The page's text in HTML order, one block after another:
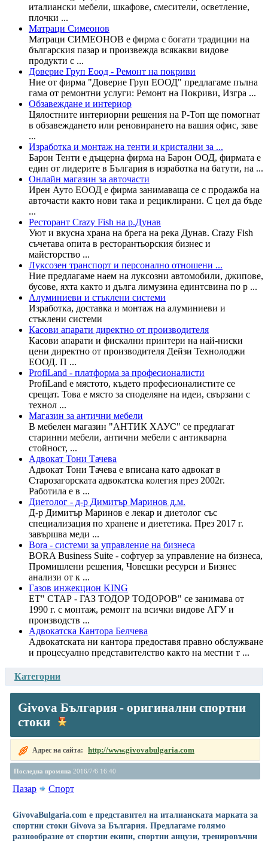
италиански мебели, шкафове, смесители, осветление,
плочки ...
Матраци Симеонов
Матраци СИМЕОНОВ е фирма с богати традиции на
българския пазар и произвежда всякакви видове
продукти с ...
Доверие Груп Еоод - Ремонт на покриви
Ние от фирма "Доверие Груп ЕООД" предлагаме пълна
гама от ремонтни услуги: Ремонт на Покриви, Изгра ...
Обзавеждане и интериор
Цялостните интериорни решения на Р-Топ ще помогнат
в обзавеждането или реновирането на вашия офис, заве
...
Изработка и монтаж на тенти и кристални за ...
Барон Тенти е дъщерна фирма на Барон ООД, фирмата е
един от лидерите в България в изработка на батути, на ...
Онлайн магазин за авточасти
Ирен Ауто ЕООД е фирма занимаваща се с продажба на
авточасти както нови така и рециклирани. С цел да бъде
...
Ресторант Crazy Fish на р.Дунав
Уют и вкусна храна на брега на река Дунав. Crazy Fish
съчетава опита в ресторантьорския бизнес и
майсторство ...
Луксозен транспорт и персонално отношени ...
Ние предлагаме наем на луксозни автомобили, джипове,
бусове, яхта както и дълга лимузина единтсвина по р ...
Алуминиеви и стъклени системи
Изработка, доставка и монтаж на алуминиеви и
стъклени системи
Касови апарати директно от производителя
Касови апарати и фискални принтери на най-ниски
цени директно от производителя Дейзи Технолоджи
ЕООД. П ...
ProfiLand - платформа за професионалисти
ProfiLand е мястото, където професионалистите се
срещат. Това е място за споделяне на идеи, свързани с
технол ...
Магазин за антични мебели
В мебелен магазин "АНТИК ХАУС" се предлагат
старинни мебели, антични мебели с антикварна
стойност, ...
Адвокат Тони Тачева
Адвокат Тони Тачева е вписана като адвокат в
Старозагорската адвокатска колегия през 2002г.
Работила е в ...
Диетолог - д-р Димитър Маринов д.м.
Д-р Димитър Маринов е лекар и диетолог със
специализация по хранене и диететика. През 2017 г.
завършва меди ...
Bora - системи за управление на бизнеса
BORA Business Suite - софтуер за управление на бизнеса,
Промишлени решения, Човешки ресурси и Бизнес
анализи от к ...
Газов инжекцион KING
ЕТ" СТАР - ГАЗ ТОДОР ТОДОРОВ" се занимава от
1990 г. с монтаж, ремонт на всички видове АГУ и
производств ...
Адвокатска Кантора Белчева
Адвокатската ни кантора предоставя правно обслужване
и процесуално представителство както на местни т ...
Категории
Givova България - оригинални спортни
стоки
Адрес на сайта: http://www.givovabulgaria.com
Последна промяна 2016/7/6 16:40
Пазар Спорт
GivovaBulgaria.com е представител на италианската марката за
спортни стоки Givova за България. Предлагаме голямо
разнообразие от спортни екипи, спортни анцузи, тренировъчни